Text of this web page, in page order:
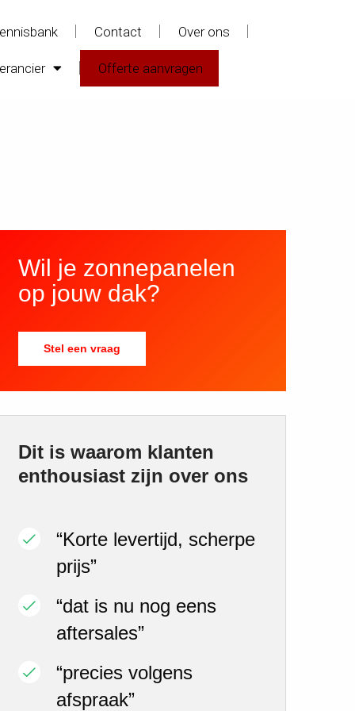
Contact Over ons
Offerte aanvragen
Wil je zonnepanelen
op jouw dak?
Stel een vraag
Dit is waarom klanten
enthousiast zijn over ons
“Korte levertijd, scherpe
prijs”
“dat is nu nog eens
aftersales”
“precies volgens
afspraak”